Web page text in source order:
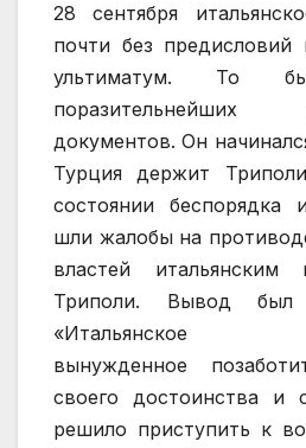
28 сентября
почти без предисловий
ультиматум. То
документов. Он
Турция держит
состоянии
шли жалобы на
властей итальянским
Триполи. Вывод был
«Итальянское
вынужденное
своего достоинства и
решило приступить к